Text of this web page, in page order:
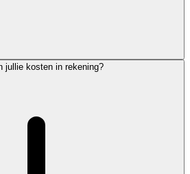
jullie kosten in rekening?